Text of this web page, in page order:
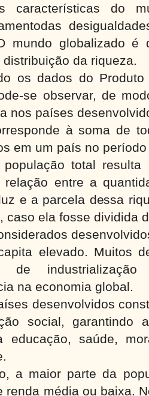
características do
mundo globalizado é
distribuição da riqueza.
os dados do
se observar, de
nos países
à soma de
em um país no
população total
relação entre a
e a parcela dessa
caso ela fosse dividida
elevado. Muitos
de
na economia global.
desenvolvidos
social, garantindo
educação, saúde,
a maior parte da
renda média ou baixa.